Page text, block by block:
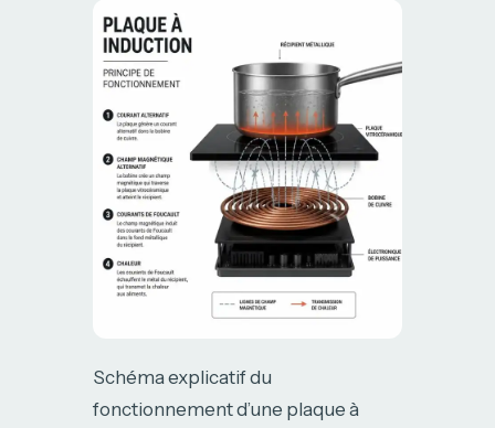
Schéma explicatif du
fonctionnement d’une plaque à